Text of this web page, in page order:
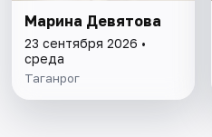
Марина Девятова
23 сентября 2026 •
среда
Таганрог